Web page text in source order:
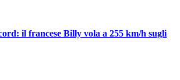
il francese Billy vola a 255 km/h sugli